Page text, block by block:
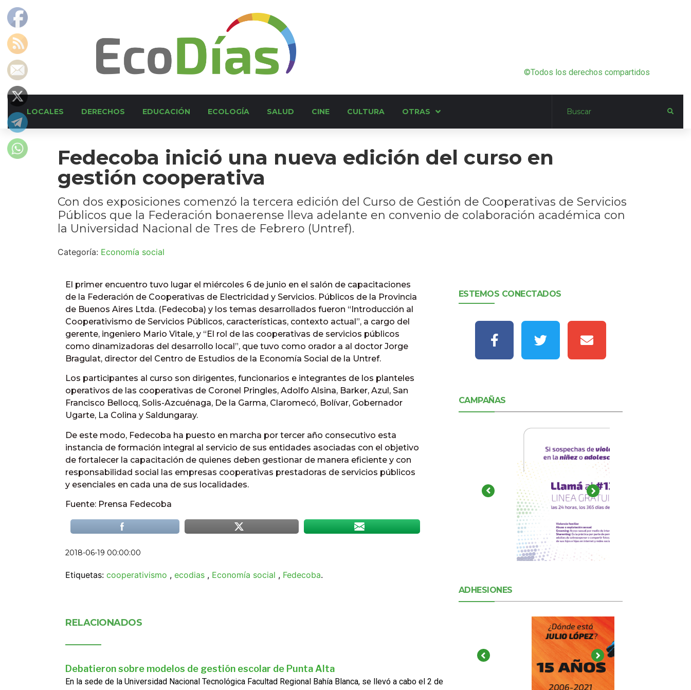
©Todos los derechos compartidos
LOCALES DERECHOS EDUCACIÓN ECOLOGÍA SALUD CINE CULTURA OTRAS
Fedecoba inició una nueva edición del curso en
gestión cooperativa
Con dos exposiciones comenzó la tercera edición del Curso de Gestión de Cooperativas de Servicios
Públicos que la Federación bonaerense lleva adelante en convenio de colaboración académica con
la Universidad Nacional de Tres de Febrero (Untref).
Categoría: Economía social
El primer encuentro tuvo lugar el miércoles 6 de junio en el salón de capacitaciones
de la Federación de Cooperativas de Electricidad y Servicios. Públicos de la Provincia
de Buenos Aires Ltda. (Fedecoba) y los temas desarrollados fueron “Introducción al
Cooperativismo de Servicios Públicos, características, contexto actual”, a cargo del
gerente, ingeniero Mario Vitale, y “El rol de las cooperativas de servicios públicos
como dinamizadoras del desarrollo local”, que tuvo como orador a al doctor Jorge
Bragulat, director del Centro de Estudios de la Economía Social de la Untref.
Los participantes al curso son dirigentes, funcionarios e integrantes de los planteles
operativos de las cooperativas de Coronel Pringles, Adolfo Alsina, Barker, Azul, San
Francisco Bellocq, Solis-Azcuénaga, De la Garma, Claromecó, Bolívar, Gobernador
Ugarte, La Colina y Saldungaray.
De este modo, Fedecoba ha puesto en marcha por tercer año consecutivo esta
instancia de formación integral al servicio de sus entidades asociadas con el objetivo
de fortalecer la capacitación de quienes deben gestionar de manera eficiente y con
responsabilidad social las empresas cooperativas prestadoras de servicios públicos
y esenciales en cada una de sus localidades.
Fuente: Prensa Fedecoba
2018-06-19 00:00:00
Etiquetas: cooperativismo , ecodias , Economía social , Fedecoba.
RELACIONADOS
Debatieron sobre modelos de gestión escolar de Punta Alta
En la sede de la Universidad Nacional Tecnológica Facultad Regional Bahía Blanca, se llevó a cabo el 2 de
ESTEMOS CONECTADOS
CAMPAÑAS
ADHESIONES